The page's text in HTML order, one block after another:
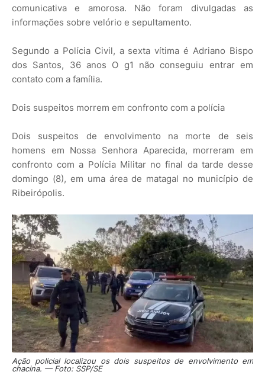
comunicativa e amorosa. Não foram divulgadas as
informações sobre velório e sepultamento.
Segundo a Polícia Civil, a sexta vítima é Adriano Bispo
dos Santos, 36 anos O g1 não conseguiu entrar em
contato com a família.
Dois suspeitos morrem em confronto com a polícia
Dois suspeitos de envolvimento na morte de seis
homens em Nossa Senhora Aparecida, morreram em
confronto com a Polícia Militar no final da tarde desse
domingo (8), em uma área de matagal no município de
Ribeirópolis.
Ação policial localizou os dois suspeitos de envolvimento em
chacina. — Foto: SSP/SE